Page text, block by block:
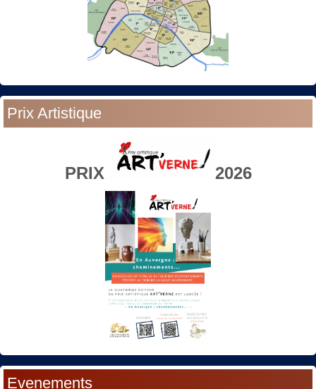
Prix Artistique
PRIX 2026
Evenements